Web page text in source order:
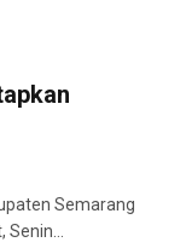
Semarang